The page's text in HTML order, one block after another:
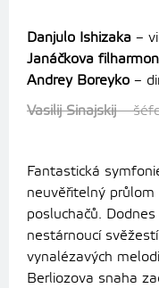
Danjulo Ishizaka –
Janáčkova
Andrey Boreyko –
Vasilij Sinajskij–
Fantastická
neuvěřitelný průlom
posluchačů.
nestárnoucí
vynalézavých
Berliozova snaha